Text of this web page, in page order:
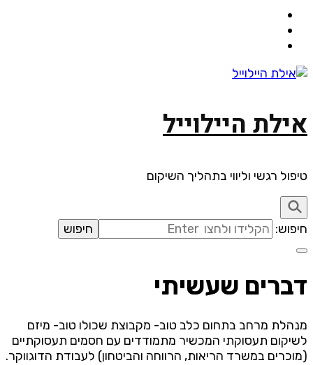
אילת היילוייל
טיפול רגשי וליווי בתהליך השיקום
חיפוש:
דברים שעשיתי
מנהלת מרחב בתחום כלב טוב- מקבוצת שכולו טוב- מיזם
לשיקום תעסוקתי המכשיר מתמודדים עם חסמים תעסוקתיים
(מוכרים במשרד הריאות, הרווחה והביטחון) לעבודת הדוגווקר.